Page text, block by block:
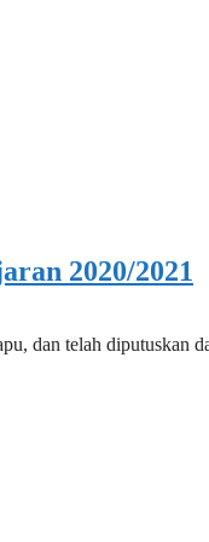
2020/2021
dan telah